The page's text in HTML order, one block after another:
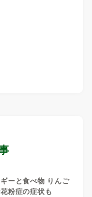
ーと食べ物 りんご
粉症の症状も